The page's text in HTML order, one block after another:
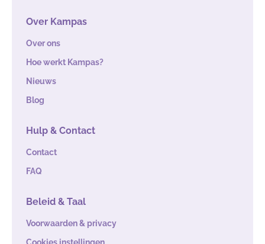
Over Kampas
Over ons
Hoe werkt Kampas?
Nieuws
Blog
Hulp & Contact
Contact
FAQ
Beleid & Taal
Voorwaarden & privacy